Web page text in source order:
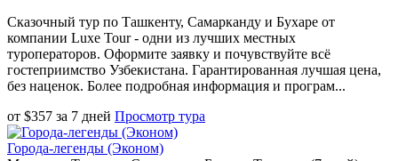
Сказочный тур по Ташкенту, Самарканду и Бухаре от
компании Luxe Tour - одни из лучших местных
туроператоров. Оформите заявку и почувствуйте всё
гостеприимство Узбекистана. Гарантированная лучшая цена,
без наценок. Более подробная информация и програм...
от $357 за 7 дней Просмотр тура
Города-легенды (Эконом)